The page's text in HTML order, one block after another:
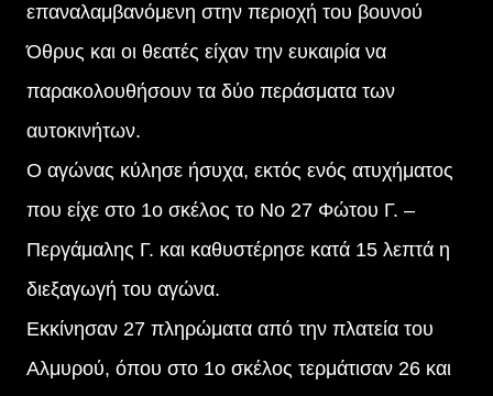
επαναλαμβανόμενη στην περιοχή του βουνού
Όθρυς και οι θεατές είχαν την ευκαιρία να
παρακολουθήσουν τα δύο περάσματα των
αυτοκινήτων.
Ο αγώνας κύλησε ήσυχα, εκτός ενός ατυχήματος
που είχε στο 1ο σκέλος το Νο 27 Φώτου Γ. –
Περγάμαλης Γ. και καθυστέρησε κατά 15 λεπτά η
διεξαγωγή του αγώνα.
Εκκίνησαν 27 πληρώματα από την πλατεία του
Αλμυρού, όπου στο 1ο σκέλος τερμάτισαν 26 και